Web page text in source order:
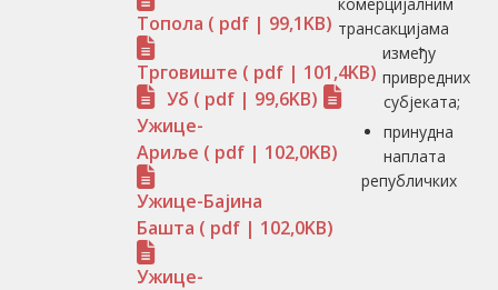
Топола ( pdf | 99,1KB)
Трговиште ( pdf | 101,4KB)
Уб ( pdf | 99,6KB)
Ужице-
Ариље ( pdf | 102,0KB)
Ужице-Бајина
Башта ( pdf | 102,0KB)
Ужице-
трансакцијама
између
привредних
субјеката;
принудна
наплата
републичких